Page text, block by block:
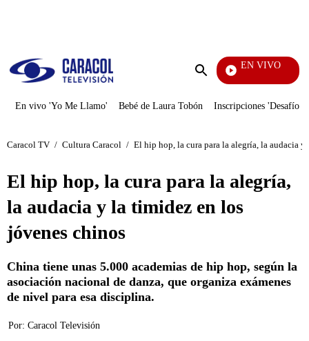
Enviar
EN VIVO
La
En vivo 'Yo Me Llamo' Bebé de Laura Tobón Inscripciones 'Desafío'
Caracol TV / Cultura Caracol / El hip hop, la cura para la alegría, la audacia
El hip hop, la cura para la alegría,
la audacia y la timidez en los
jóvenes chinos
China tiene unas 5.000 academias de hip hop, según la
asociación nacional de danza, que organiza exámenes
de nivel para esa disciplina.
Por: Caracol Televisión